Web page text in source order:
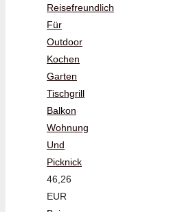
Reisefreundlich
Für
Outdoor
Kochen
Garten
Tischgrill
Balkon
Wohnung
Und
Picknick
46,26
EUR